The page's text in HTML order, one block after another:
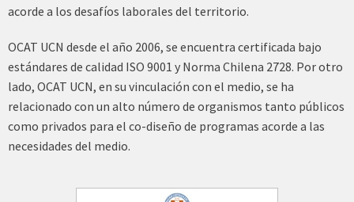
acorde a los desafíos laborales del territorio.
OCAT UCN desde el año 2006, se encuentra certificada bajo
estándares de calidad ISO 9001 y Norma Chilena 2728. Por otro
lado, OCAT UCN, en su vinculación con el medio, se ha
relacionado con un alto número de organismos tanto públicos
como privados para el co-diseño de programas acorde a las
necesidades del medio.